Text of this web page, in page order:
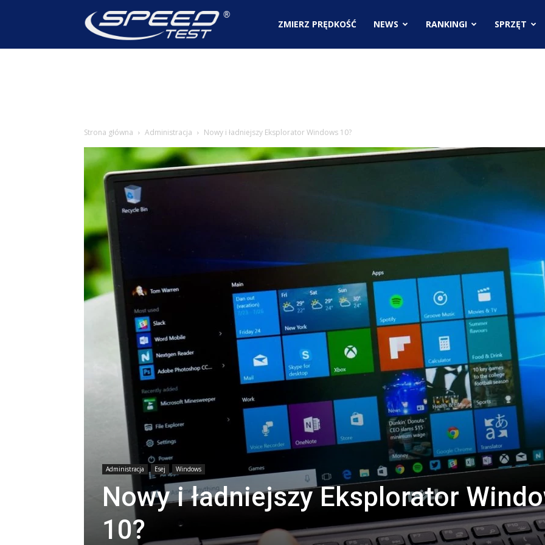
SpeedTest.plZMIERZ PRĘDKOŚĆ NEWS RANKINGI SPRZĘT
Strona główna Administracja Nowy i ładniejszy Eksplorator Windows 10?
Administracja Esej Windows
Nowy i ładniejszy Eksplorator
10?